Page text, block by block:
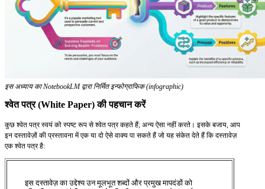
इस अध्याय का NotebookLM द्वारा निर्मित इन्फोग्राफिक (infographic)
श्वेत पत्र (White Paper) की पहचान करें
कुछ श्वेत पत्र स्वयं को स्पष्ट रूप से श्वेत पत्र कहते हैं; अन्य ऐसा नहीं करते। इसके बजाय, आप
इन दस्तावेज़ों की प्रस्तावना में एक या दो ऐसे वाक्य पा सकते हैं जो यह संकेत देते हैं कि दस्तावेज़
एक श्वेत पत्र है:
इस दस्तावेज़ का उद्देश्य उन मूलभूत शब्दों और प्रमुख मापदंडों को